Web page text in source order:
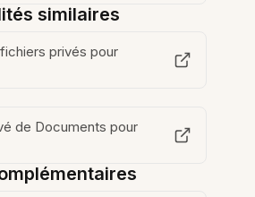
similaires
privés pour
de Documents pour